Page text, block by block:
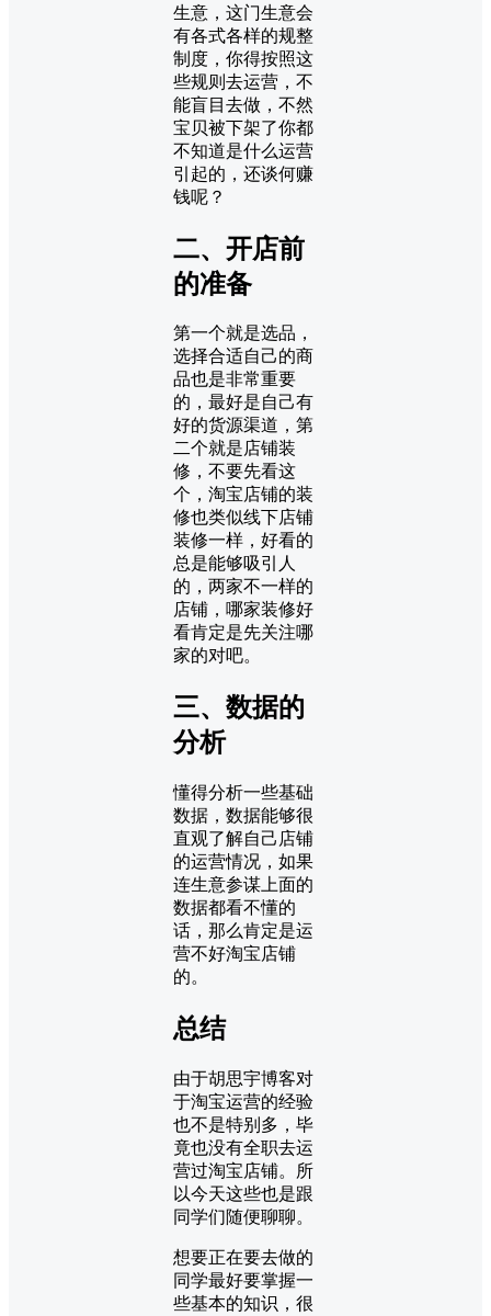
生意，这门生意会
有各式各样的规整
制度，你得按照这
些规则去运营，不
能盲目去做，不然
宝贝被下架了你都
不知道是什么运营
引起的，还谈何赚
钱呢？
二、开店前
的准备
第一个就是选品，
选择合适自己的商
品也是非常重要
的，最好是自己有
好的货源渠道，第
二个就是店铺装
修，不要先看这
个，淘宝店铺的装
修也类似线下店铺
装修一样，好看的
总是能够吸引人
的，两家不一样的
店铺，哪家装修好
看肯定是先关注哪
家的对吧。
三、数据的
分析
懂得分析一些基础
数据，数据能够很
直观了解自己店铺
的运营情况，如果
连生意参谋上面的
数据都看不懂的
话，那么肯定是运
营不好淘宝店铺
的。
总结
由于胡思宇博客对
于淘宝运营的经验
也不是特别多，毕
竟也没有全职去运
营过淘宝店铺。所
以今天这些也是跟
同学们随便聊聊。
想要正在要去做的
同学最好要掌握一
些基本的知识，很